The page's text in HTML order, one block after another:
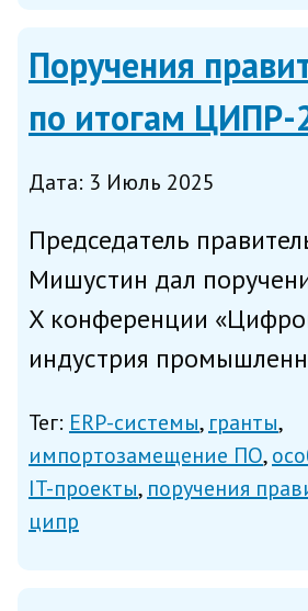
сервисов...
Поручения
по итогам ЦИПР-
Дата: 3 Июль 2025
Председатель
Мишустин дал
X конференции
индустрия
совместно с
комитетами поручено
сформулировать
Тег: ERP-системы гранты
импортозамещение ПО
IT-проекты поручения
ципр